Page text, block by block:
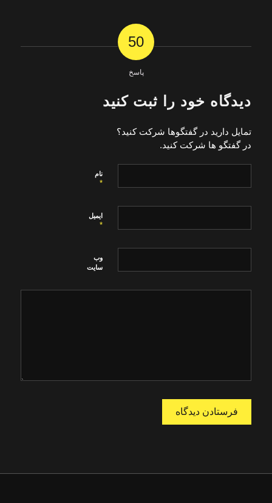
50
پاسخ
دیدگاه خود را ثبت کنید
تمایل دارید در گفتگوها شرکت کنید؟
در گفتگو ها شرکت کنید.
نام
*
ایمیل
*
وب‌
سایت